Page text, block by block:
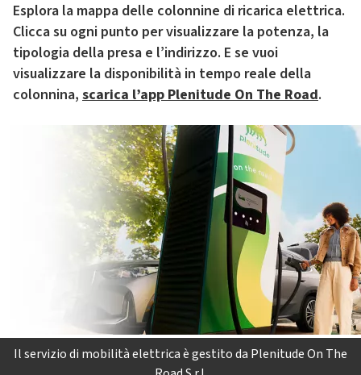
Esplora la mappa delle colonnine di ricarica elettrica.
Clicca su ogni punto per visualizzare la potenza, la
tipologia della presa e l’indirizzo. E se vuoi
visualizzare la disponibilità in tempo reale della
colonnina, scarica l’app Plenitude On The Road.
Il servizio di mobilità elettrica è gestito da Plenitude On The